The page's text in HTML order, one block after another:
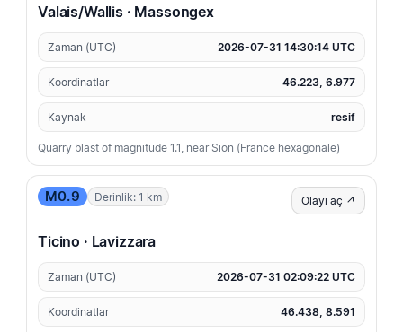
Valais/Wallis · Massongex
Zaman (UTC) 2026-07-31 14:30:14 UTC
Koordinatlar 46.223, 6.977
Kaynak resif
Quarry blast of magnitude 1.1, near Sion (France hexagonale)
M0.9 Derinlik: 1 km Olayı aç ↗
Ticino · Lavizzara
Zaman (UTC) 2026-07-31 02:09:22 UTC
Koordinatlar 46.438, 8.591